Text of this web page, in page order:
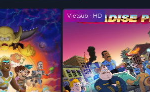
Vietsub - HD